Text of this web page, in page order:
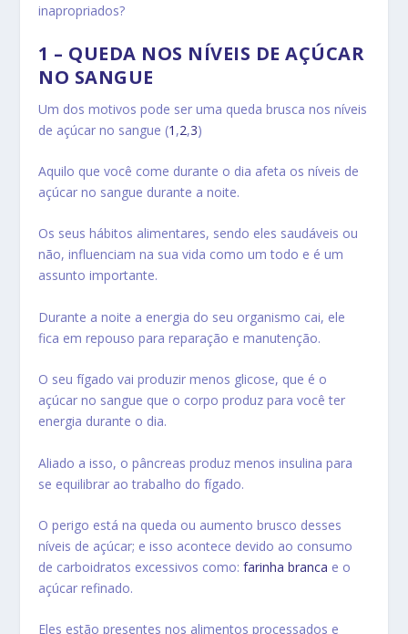
inapropriados?
1 – QUEDA NOS NÍVEIS DE AÇÚCAR
NO SANGUE
Um dos motivos pode ser uma queda brusca nos níveis
de açúcar no sangue (1 ,2,3)
Aquilo que você come durante o dia afeta os níveis de
açúcar no sangue durante a noite.
Os seus hábitos alimentares, sendo eles saudáveis ou
não, influenciam na sua vida como um todo e é um
assunto importante.
Durante a noite a energia do seu organismo cai, ele
fica em repouso para reparação e manutenção.
O seu fígado vai produzir menos glicose, que é o
açúcar no sangue que o corpo produz para você ter
energia durante o dia.
Aliado a isso, o pâncreas produz menos insulina para
se equilibrar ao trabalho do fígado.
O perigo está na queda ou aumento brusco desses
níveis de açúcar; e isso acontece devido ao consumo
de carboidratos excessivos como: farinha branca e o
açúcar refinado.
Eles estão presentes nos alimentos processados e